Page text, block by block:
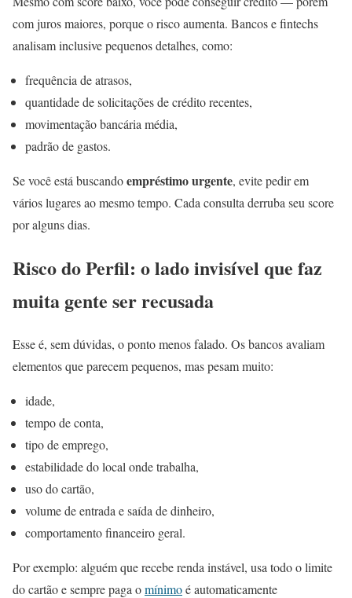
com juros maiores, porque o risco aumenta. Bancos e fintechs
analisam inclusive pequenos detalhes, como:
frequência de atrasos,
quantidade de solicitações de crédito recentes,
movimentação bancária média,
padrão de gastos.
Se você está buscandoempréstimo urgente, evite pedir em
vários lugares ao mesmo tempo. Cada consulta derruba seu score
por alguns dias.
Risco do Perfil: o lado invisível que faz
muita gente ser recusada
Esse é, sem dúvidas, o ponto menos falado. Os bancos avaliam
elementos que parecem pequenos, mas pesam muito:
idade,
tempo de conta,
tipo de emprego,
estabilidade do local onde trabalha,
uso do cartão,
volume de entrada e saída de dinheiro,
comportamento financeiro geral.
Por exemplo: alguém que recebe renda instável, usa todo o limite
do cartão e sempre paga omínimoé automaticamente